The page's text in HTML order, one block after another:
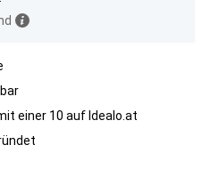
einer 10 auf Idealo.at